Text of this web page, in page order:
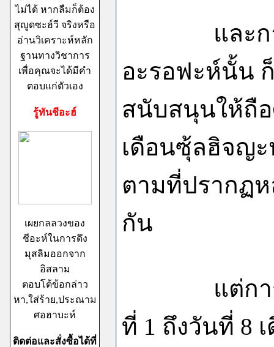
ไม่ได้ หากลืมก็ต้อง
สุญูดซะฮ์วี จริงหรือ
อ่านวิเคราะห์หลัก
ฐานทางวิชาการ
เพื่อคุณจะได้มีคำ
ตอบแก่ตัวเอง
รู้ทันชีอะฮ์
เผยกลลวงของ
ชีอะห์ในการดึง
มุสลิมออกจาก
อิสลาม
ตอบโต้ข้อกล่าว
หา,ใส่ร้าย,ประณาม
ศอฮาบะห์
ติดต่อและสั่งซื้อได้ที่
และการถื
อะรอฟะห์นั้น
สนับสนุนให้ถื
เดือนซุ้ลฮิจญ
ตามที่ปรากฏ
กัน
แต่การถือ
ที่ 1 ถึงวันที่ 8